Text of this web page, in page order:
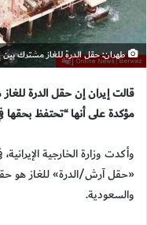
طهران: حقل الدرة للغاز مشترك بين
قالت إيران إن حقل الدرة
مؤكدة على أنها “تحتفظ بحقها
وأكدت وزارة الخارجية
«حقل آرش/الدرة» للغاز هو
والسعودية.